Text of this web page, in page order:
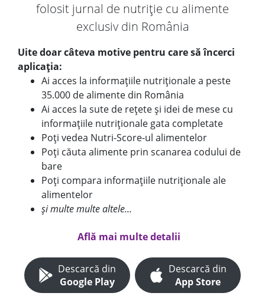
folosit jurnal de nutriție cu alimente
exclusiv din România
Uite doar câteva motive pentru care să încerci
aplicația:
Ai acces la informațiile nutriționale a peste
35.000 de alimente din România
Ai acces la sute de rețete și idei de mese cu
informațiile nutriționale gata completate
Poți vedea Nutri-Score-ul alimentelor
Poți căuta alimente prin scanarea codului de
bare
Poți compara informațiile nutriționale ale
alimentelor
și multe multe altele...
Află mai multe detalii
Descarcă din
Google Play
Descarcă din
App Store